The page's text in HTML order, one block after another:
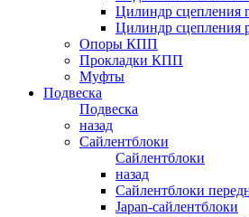
Цилиндр сцепления
Цилиндр сцепления
Опоры КПП
Прокладки КПП
Муфты
Подвеска
Подвеска
назад
Сайлентблоки
Сайлентблоки
назад
Сайлентблоки
Japan-сайлентблоки